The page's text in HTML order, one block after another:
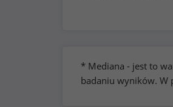
* Mediana - jest to
badaniu wyników. W